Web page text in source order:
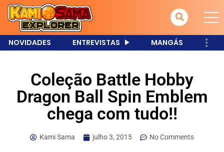
NOVIDADES ENTREVISTAS MANGÁS
Coleção Battle Hobby
Dragon Ball Spin Emblem
chega com tudo!!
Kami Sama julho 3, 2015 No Comments